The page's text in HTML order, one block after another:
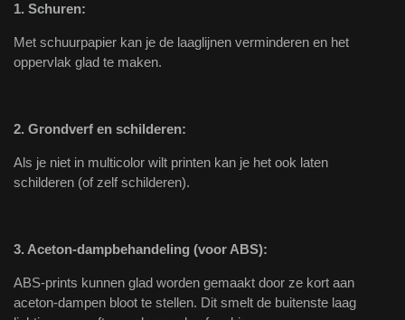
1. Schuren:
Met schuurpapier kan je de laaglijnen verminderen en het
oppervlak glad te maken.
2. Grondverf en schilderen:
Als je niet in multicolor wilt printen kan je het ook laten
schilderen (of zelf schilderen).
3. Aceton-dampbehandeling (voor ABS):
ABS-prints kunnen glad worden gemaakt door ze kort aan
aceton-dampen bloot te stellen. Dit smelt de buitenste laag